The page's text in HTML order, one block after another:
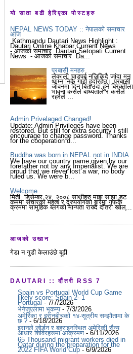
यो साता बढी हेरिएका पोस्टहरु
NEPAL NEWS TODAY :: नेपालको समाचार
आज
Kathmandu Dautari News Highlight :
Dautari Online Khabar Current News
- आजको समाचार Dautari Setopati Current
News - आजको समाचार Da...
प्रबासी मनहरु
लेकाली चाडपर्ब नजिकिदै जांदा मन
थाम्न निकै गार्हो हुदोंरहेछ। प्रबासी
जीवनमा दिन बिताउदा हुने बिरक्तीला
भावना कसैले बाध्यताले र कसैले
रहरैले ...
Admin Privelaged Changed!
Update: Admin Privileges have been
restored. But still for extra security I still
encourage to change password. Thanks
for the cooperation d...
Buddha was born in NEPAL not in INDIA
We have our country name given by our
forefather not by any Imperialist. We are
proud that we never lost a war, no body
ruled us. We were b...
Welcome
मिती: डिसेम्बर २४, २००८ साथीहरु माझ साझा डट
कममा संचारको महत्ब र दुरुपयोगको बारेमा गफकै
क्रममा सामुहिक ब्लगको मान्यता राख्दै दौंतरी खोल्...
आजको उखान
गेडा न गुडी केलाउंछे बूढी
DAUTARI :: दौंतरी RSS 7
Spain vs Portugal World Cup Game
likely score: Spain 2- 1
Portugal - 7/7/2026
भेनेजुएलामा भूकम्प- 7/3/2026
अमेरिका र इरानबीचको १४-सूत्रीय सम्झौतामा के
छ ? - 6/18/2026
इरानले जोर्डन र बहराइनस्थित अमेरिकी सैन्य
आधार शिविरहरूमा आक्रमण- 6/11/2026
65 Thousand migrant workers died in
Qatar during the preparation for the
2022 FIFA World Cup - 6/9/2026